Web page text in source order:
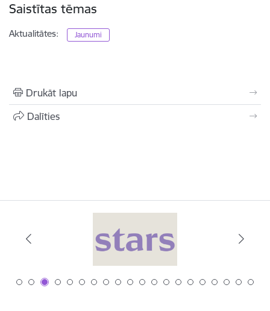
Saistītas tēmas
Aktualitātes: Jaunumi
Drukāt lapu
Dalīties